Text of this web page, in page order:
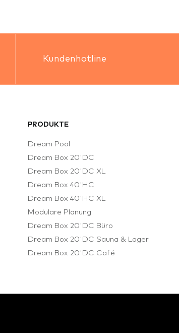
Kundenhotline
PRODUKTE
Dream Pool
Dream Box 20'DC
Dream Box 20'DC XL
Dream Box 40'HC
Dream Box 40'HC XL
Modulare Planung
Dream Box 20'DC Büro
Dream Box 20'DC Sauna & Lager
Dream Box 20'DC Café